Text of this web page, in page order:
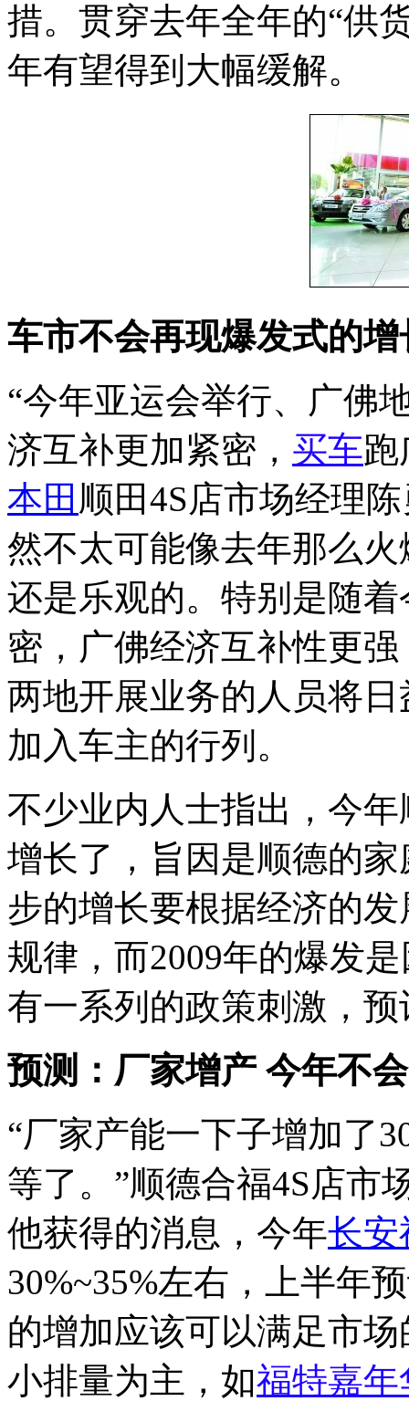
措。贯穿去年全年的“供
年有望得到大幅缓解。
车市不会再现爆发式的增
“今年亚运会举行、广佛
济互补更加紧密， 买车跑
本田 顺田4S店市场经理
然不太可能像去年那么
还是乐观的。特别是随
密，广佛经济互补性更
两地开展业务的人员将
加入车主的行列。
不少业内人士指出，今
增长了，旨因是顺德的
步的增长要根据经济的
规律，而2009年的爆发
有一系列的政策刺激，
预测：厂家增产 今年不
“厂家产能一下子增加了
等了。”顺德合福4S店市
他获得的消息，今年长安
30%~35%左右，上半年
的增加应该可以满足市
小排量为主，如福特嘉年